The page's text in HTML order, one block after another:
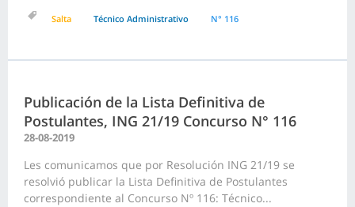
Salta Técnico Administrativo N° 116
Publicación de la Lista Definitiva de
Postulantes, ING 21/19 Concurso N° 116
28-08-2019
Les comunicamos que por Resolución ING 21/19 se
resolvió publicar la Lista Definitiva de Postulantes
correspondiente al Concurso Nº 116: Técnico...